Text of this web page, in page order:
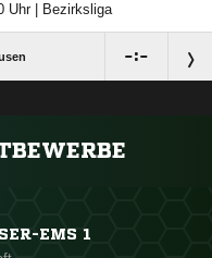
Uhr | Bezirksliga
:
EMS 1